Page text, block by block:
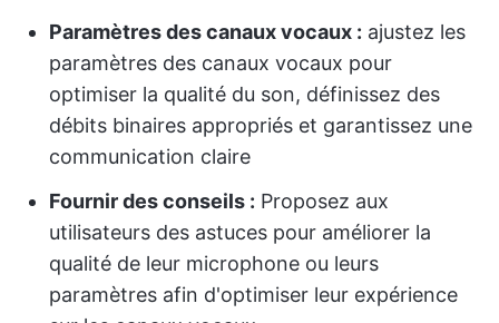
Paramètres des canaux vocaux : ajustez les
paramètres des canaux vocaux pour
optimiser la qualité du son, définissez des
débits binaires appropriés et garantissez une
communication claire
Fournir des conseils : Proposez aux
utilisateurs des astuces pour améliorer la
qualité de leur microphone ou leurs
paramètres afin d'optimiser leur expérience